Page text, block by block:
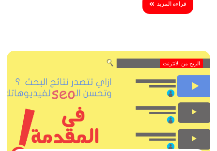
قراءة المزيد
الربح من الانترنت